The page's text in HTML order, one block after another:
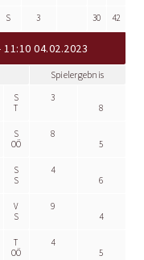
S 3 30 42
04.02.2023
Spielergebnis
S
T
3
8
S
OÖ
8
5
S
S
4
6
V
S
9
4
T
OÖ
4
5